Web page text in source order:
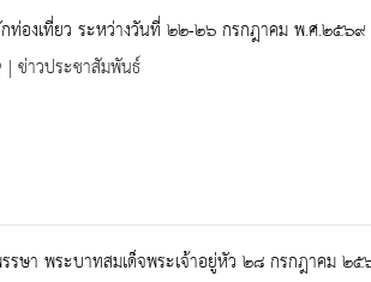
ท่องเที่ยว ระหว่างวันที่ ๒๒-๒๖ กรกฎาคม พ.ศ.๒๕๖๙
ข่าวประชาสัมพันธ์
รรษา พระบาทสมเด็จพระเจ้าอยู่หัว ๒๘ กรกฎาคม ๒